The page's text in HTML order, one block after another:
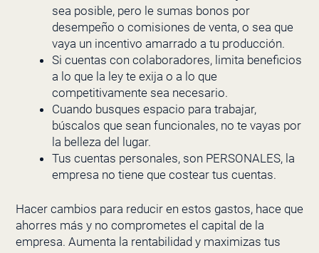
sea posible, pero le sumas bonos por
desempeño o comisiones de venta, o sea que
vaya un incentivo amarrado a tu producción.
Si cuentas con colaboradores, limita beneficios
a lo que la ley te exija o a lo que
competitivamente sea necesario.
Cuando busques espacio para trabajar,
búscalos que sean funcionales, no te vayas por
la belleza del lugar.
Tus cuentas personales, son PERSONALES, la
empresa no tiene que costear tus cuentas.
Hacer cambios para reducir en estos gastos, hace que
ahorres más y no comprometes el capital de la
empresa. Aumenta la rentabilidad y maximizas tus